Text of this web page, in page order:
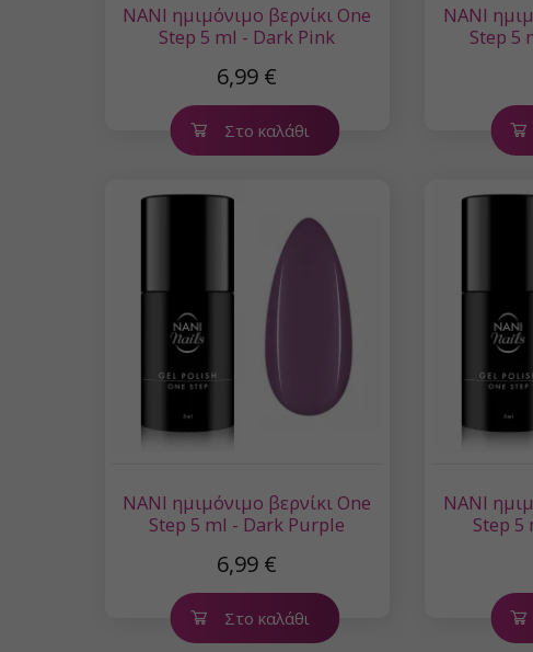
NANI ημιμόνιμο βερνίκι One
Step 5 ml - Dark Pink
6,99 €
Στο καλάθι
NANI
Step 5
NANI ημιμόνιμο βερνίκι One
Step 5 ml - Dark Purple
6,99 €
Στο καλάθι
NANI
Step